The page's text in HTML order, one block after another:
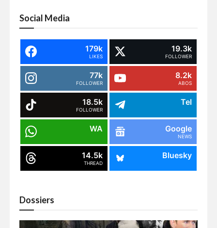
Social Media
179k
LIKES
19.3k
FOLLOWER
77k
FOLLOWER
8.2k
ABOS
18.5k
FOLLOWER
Tel
WA Google
NEWS
14.5k
THREAD
Bluesky
Dossiers